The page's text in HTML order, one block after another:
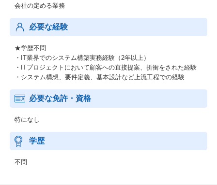
会社の定める業務
必要な経験
★学歴不問
・IT業界でのシステム構築実務経験（2年以上）
・ITプロジェクトにおいて顧客への直接提案、折衝をされた経験
・システム構想、要件定義、基本設計など上流工程での経験
必要な免許・資格
特になし
学歴
不問